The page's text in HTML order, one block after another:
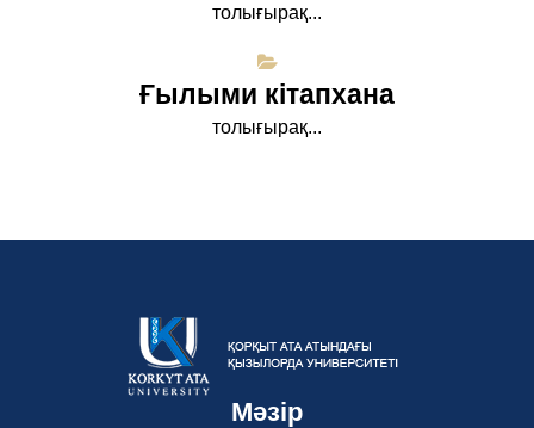
толығырақ...
Ғылыми кітапхана
толығырақ...
Мәзір